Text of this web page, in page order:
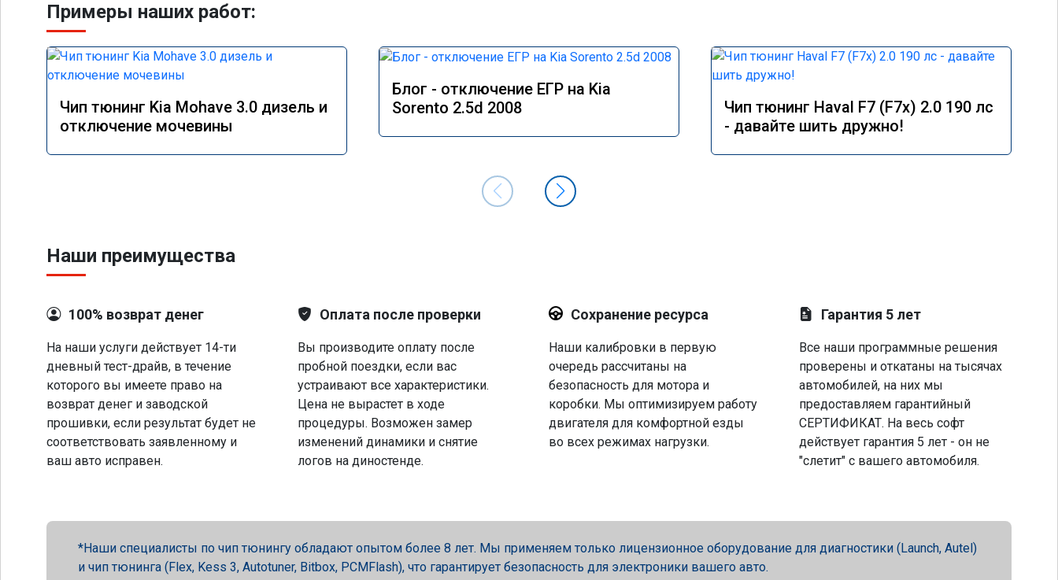
Примеры наших работ:
Чип тюнинг Kia Mohave 3.0 дизель и
отключение мочевины
Блог - отключение ЕГР на Kia
Sorento 2.5d 2008
Чип тюнинг Haval F7 (F7x) 2.0 190 лс
- давайте шить дружно!
Наши преимущества
100% возврат денег
На наши услуги действует 14-ти
дневный тест-драйв, в течение
которого вы имеете право на
возврат денег и заводской
прошивки, если результат будет не
соответствовать заявленному и
ваш авто исправен.
Оплата после проверки
Вы производите оплату после
пробной поездки, если вас
устраивают все характеристики.
Цена не вырастет в ходе
процедуры. Возможен замер
изменений динамики и снятие
логов на диностенде.
Сохранение ресурса
Наши калибровки в первую
очередь рассчитаны на
безопасность для мотора и
коробки. Мы оптимизируем работу
двигателя для комфортной езды
во всех режимах нагрузки.
Гарантия 5 лет
Все наши программные решения
проверены и откатаны на тысячах
автомобилей, на них мы
предоставляем гарантийный
СЕРТИФИКАТ. На весь софт
действует гарантия 5 лет - он не
"слетит" с вашего автомобиля.
Наши специалисты по чип тюнингу обладают опытом более 8 лет. Мы применяем только лицензионное оборудование для диагностики (Launch, Autel)
и чип тюнинга (Flex, Kess 3, Autotuner, Bitbox, PCMFlash), что гарантирует безопасность для электроники вашего авто.